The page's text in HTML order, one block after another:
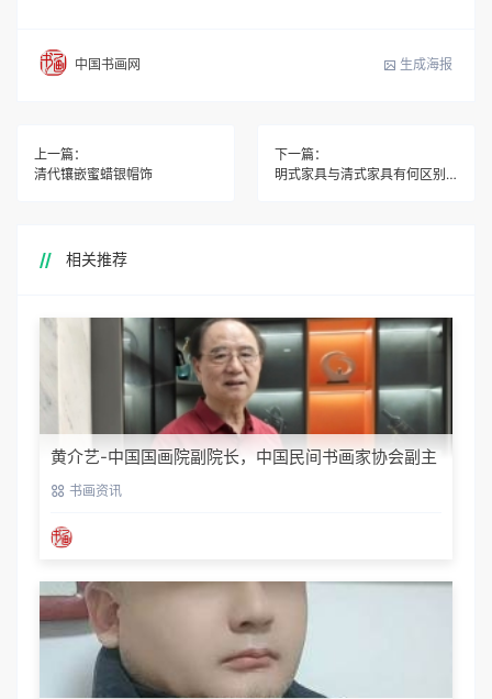
中国书画网 生成海报
上一篇：
清代镶嵌蜜蜡银帽饰
下一篇：
明式家具与清式家具有何区别？
相关推荐
黄介艺-中国国画院副院长，中国民间书画家协会副主
席 书画资讯